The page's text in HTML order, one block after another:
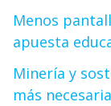
Menos
apuesta
Minería y
más necesaria